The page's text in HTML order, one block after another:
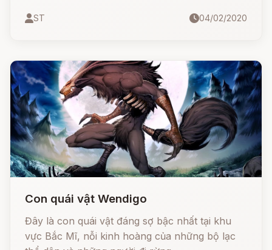
máu.
ST 04/02/2020
Con quái vật Wendigo
Đây là con quái vật đáng sợ bậc nhất tại khu
vực Bắc Mĩ, nỗi kinh hoàng của những bộ lạc